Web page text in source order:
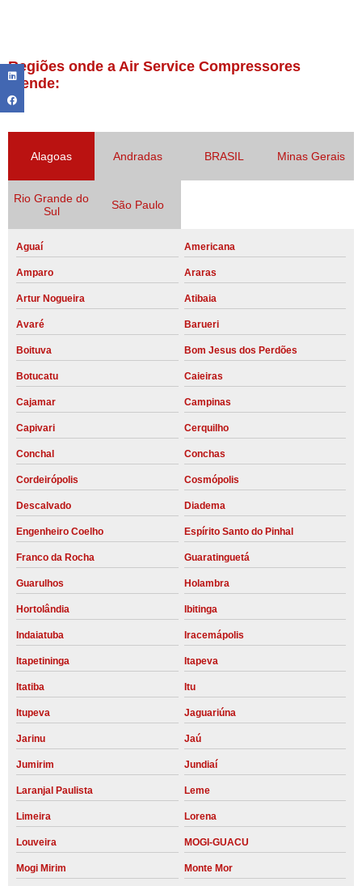
Regiões onde a Air Service Compressores
atende:
Alagoas Andradas BRASIL Minas Gerais
Rio Grande do
Sul
São Paulo
Aguaí Americana
Amparo Araras
Artur Nogueira Atibaia
Avaré Barueri
Boituva Bom Jesus dos Perdões
Botucatu Caieiras
Cajamar Campinas
Capivari Cerquilho
Conchal Conchas
Cordeirópolis Cosmópolis
Descalvado Diadema
Engenheiro Coelho Espírito Santo do Pinhal
Franco da Rocha Guaratinguetá
Guarulhos Holambra
Hortolândia Ibitinga
Indaiatuba Iracemápolis
Itapetininga Itapeva
Itatiba Itu
Itupeva Jaguariúna
Jarinu Jaú
Jumirim Jundiaí
Laranjal Paulista Leme
Limeira Lorena
Louveira MOGI-GUACU
Mogi Mirim Monte Mor